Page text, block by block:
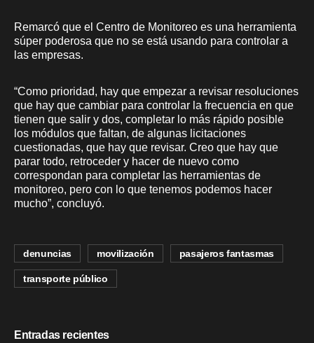
Remarcó que el Centro de Monitoreo es una herramienta
súper poderosa que no se está usando para controlar a
las empresas.
“Como prioridad, hay que empezar a revisar resoluciones
que hay que cambiar para controlar la frecuencia en que
tienen que salir y dos, completar lo más rápido posible
los módulos que faltan, de algunas licitaciones
cuestionadas, que hay que revisar. Creo que hay que
parar todo, retroceder y hacer de nuevo como
correspondan para completar las herramientas de
monitoreo, pero con lo que tenemos podemos hacer
mucho”, concluyó.
denuncias movilización pasajeros fantasmas
transporte público
Entradas recientes